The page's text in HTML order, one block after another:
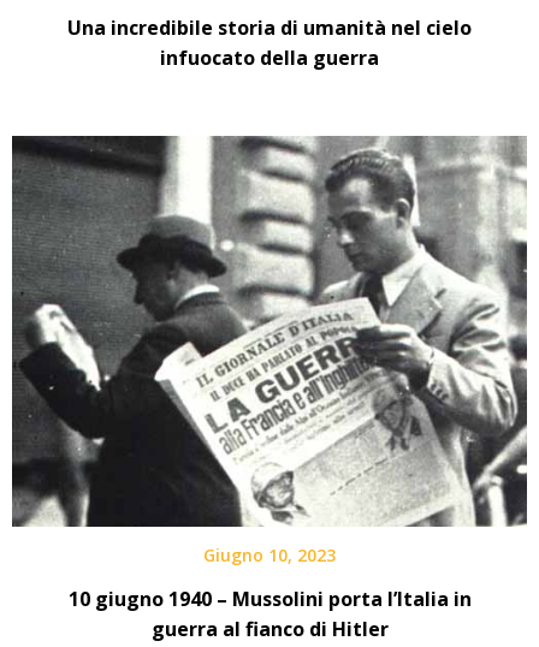
Una incredibile storia di umanità nel cielo
infuocato della guerra
Giugno 10, 2023
10 giugno 1940 – Mussolini porta l’Italia in
guerra al fianco di Hitler